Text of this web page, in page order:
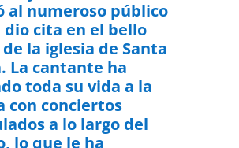
al numeroso público
dio cita en el bello
la iglesia de Santa
La cantante ha
toda su vida a la
con conciertos
a lo largo del
lo que le ha